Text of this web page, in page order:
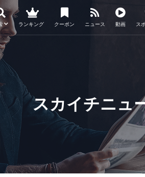
ランキング クーポン ニュース 動画 ス
スカイチニュ